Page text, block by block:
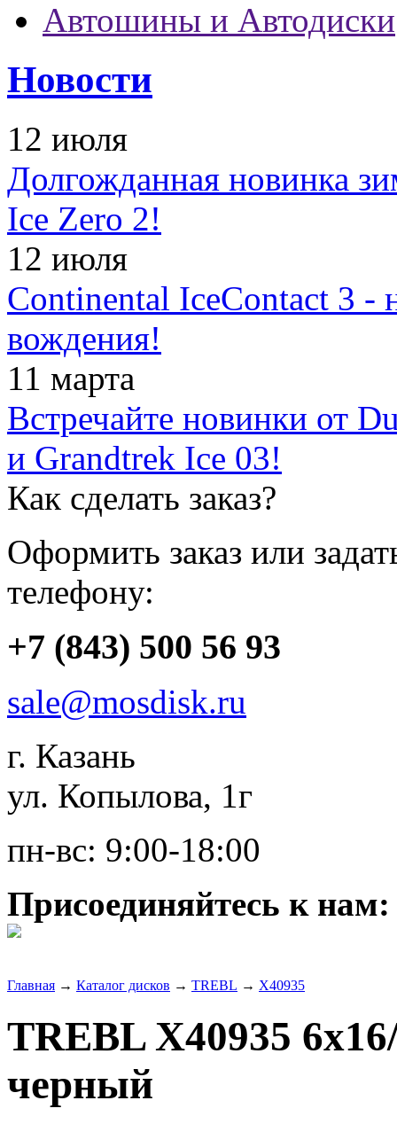
Автошины и Автодиски
Новости
12 июля
Долгожданная новинка
Ice Zero 2!
12 июля
Continental IceContact 3 -
вождения!
11 марта
Встречайте новинки от
и Grandtrek Ice 03!
Как сделать заказ?
Оформить заказ или
телефону:
+7 (843) 500 56 93
sale@mosdisk.ru
г. Казань
ул. Копылова, 1г
пн-вс: 9:00-18:00
Присоединяйтесь к нам:
Главная → Каталог дисков → TREBL → X40935
TREBL X40935
черный